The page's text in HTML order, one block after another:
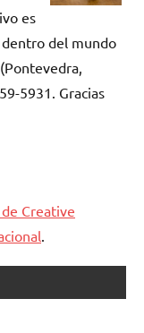
es
del mundo
5931. Gracias
Creative